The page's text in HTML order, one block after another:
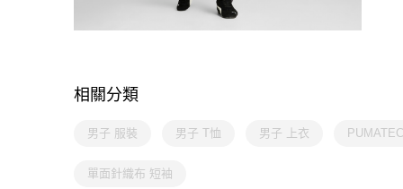
相關分類
男子 服裝 男子 T恤 男子 上衣
單面針織布 短袖